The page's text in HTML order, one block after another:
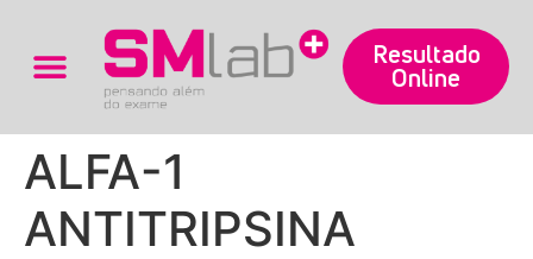
Resultado
Online
ALFA-1
ANTITRIPSINA